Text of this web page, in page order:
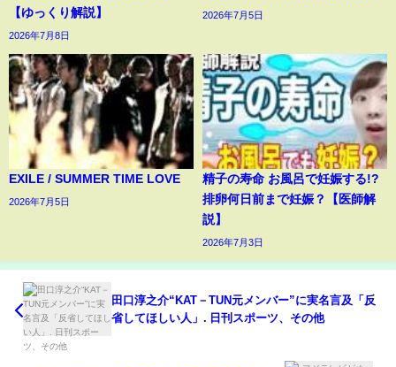
【ゆっくり解説】
2026年7月8日
2026年7月5日
EXILE / SUMMER TIME LOVE
2026年7月5日
精子の寿命 お風呂で妊娠する!?
排卵何日前まで妊娠？【医師解
説】
2026年7月3日
田口淳之介“KAT－TUN元メンバー”に実名言及「反
省してほしい人」. 日刊スポーツ、その他